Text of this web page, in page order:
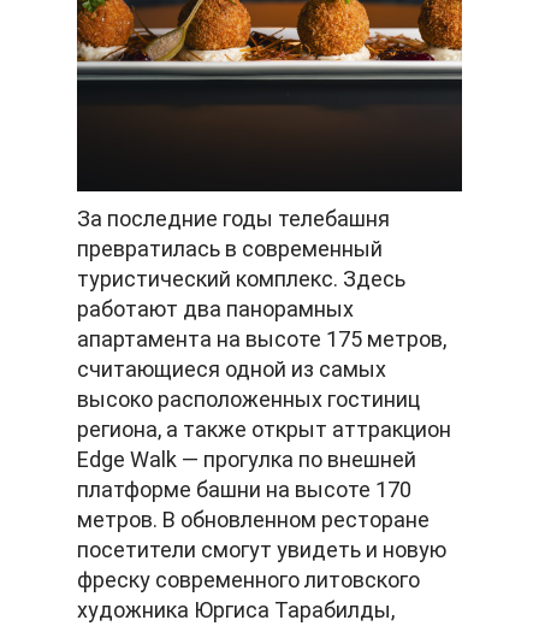
За последние годы телебашня
превратилась в современный
туристический комплекс. Здесь
работают два панорамных
апартамента на высоте 175 метров,
считающиеся одной из самых
высоко расположенных гостиниц
региона, а также открыт аттракцион
Edge Walk — прогулка по внешней
платформе башни на высоте 170
метров. В обновленном ресторане
посетители смогут увидеть и новую
фреску современного литовского
художника Юргиса Тарабилды,